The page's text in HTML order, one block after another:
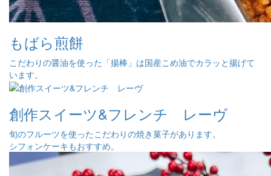
もばら煎餅
こだわりの醤油を使った「揚棒」は国産こめ油でカラッと揚げて
います。
創作スイーツ&フレンチ レーヴ
旬のフルーツを使ったこだわりの焼き菓子があります。
シフォンケーキもおすすめ。